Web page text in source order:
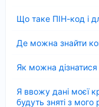
Що таке ПІН-код і
Де можна знайти
Як можна
Я ввожу дані моєї
будуть зняті з мого